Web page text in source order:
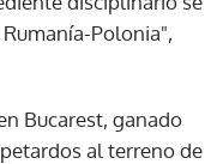
Polonia",
Bucarest, ganado
al terreno de